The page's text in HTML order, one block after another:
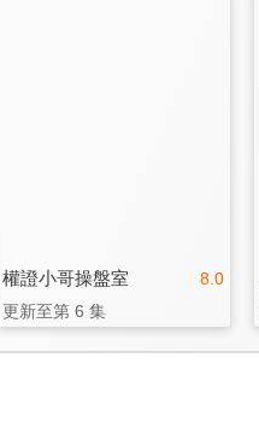
8.0
權證小哥操盤室
更新至第 6 集